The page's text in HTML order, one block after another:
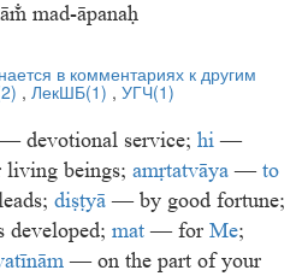
mad-āpanaḥ
в комментариях к другим
, ЛекШБ(1) , УГЧ(1)
devotional service; hi —
beings; amṛtatvāya — to
diṣṭyā — by good fortune;
mat — for Me;
— on the part of your